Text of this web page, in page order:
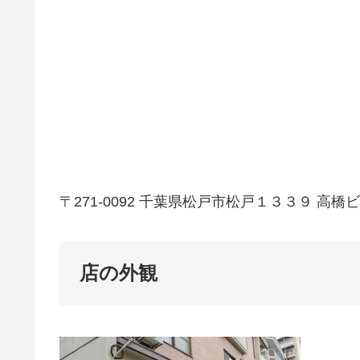
〒271-0092 千葉県松戸市松戸１３３９ 高橋
店の外観